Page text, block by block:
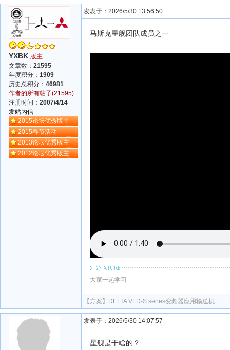
YXBK 版主
文章数： 21595
年度积分： 1909
历史总积分： 46981
作者的所有帖子(21595)
注册时间： 2007/4/14
发站内信
2015论坛优秀版主
2015春节活动
2013论坛优秀版主
2012论坛优秀版主
发表于：2026/5/30 13:56:50
马斯克星舰团队成员之一
大家一起学习
【方案】 DELTA VFD-S series变频器应用输送机
发表于：2026/5/30 14:07:57
星舰是干啥的？